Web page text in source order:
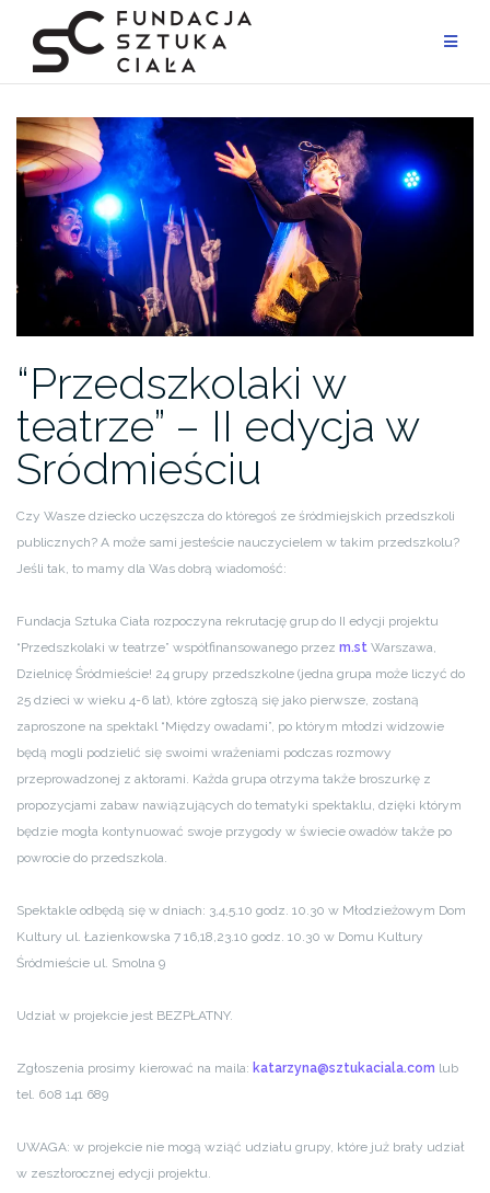
treści
“Przedszkolaki w
teatrze” – II edycja w
Sródmieściu
Czy Wasze dziecko uczęszcza do któregoś ze śródmiejskich przedszkoli
publicznych? A może sami jesteście nauczycielem w takim przedszkolu?
Jeśli tak, to mamy dla Was dobrą wiadomość:
Fundacja Sztuka Ciała rozpoczyna rekrutację grup do II edycji projektu
“Przedszkolaki w teatrze” współfinansowanego przez m.st Warszawa,
Dzielnicę Śródmieście! 24 grupy przedszkolne (jedna grupa może liczyć do
25 dzieci w wieku 4-6 lat), które zgłoszą się jako pierwsze, zostaną
zaproszone na spektakl “Między owadami”, po którym młodzi widzowie
będą mogli podzielić się swoimi wrażeniami podczas rozmowy
przeprowadzonej z aktorami. Każda grupa otrzyma także broszurkę z
propozycjami zabaw nawiązujących do tematyki spektaklu, dzięki którym
będzie mogła kontynuować swoje przygody w świecie owadów także po
powrocie do przedszkola.
Spektakle odbędą się w dniach: 3,4,5.10 godz. 10.30 w Młodzieżowym Dom
Kultury ul. Łazienkowska 7 16,18,23.10 godz. 10.30 w Domu Kultury
Śródmieście ul. Smolna 9
Udział w projekcie jest BEZPŁATNY.
Zgłoszenia prosimy kierować na maila: katarzyna@sztukaciala.com lub
tel. 608 141 689
UWAGA: w projekcie nie mogą wziąć udziału grupy, które już brały udział
w zeszłorocznej edycji projektu.